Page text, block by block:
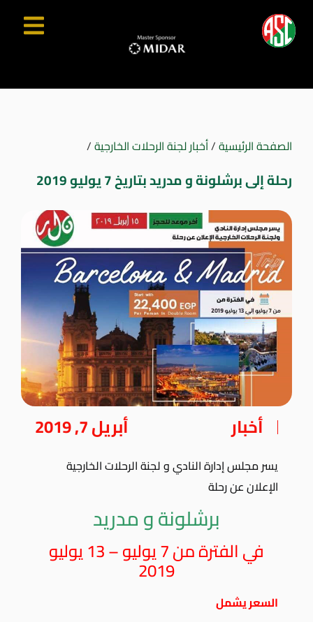
الصفحة الرئيسية/أخبار لجنة الرحلات الخارجية/
رحلة إلى برشلونة و مدريد بتاريخ 7 يوليو 2019
أخبار أبريل 7, 2019
يسر مجلس إدارة النادي و لجنة الرحلات الخارجية
الإعلان عن رحلة
برشلونة و مدريد
في الفترة من 7 يوليو – 13 يوليو
2019
السعر يشمل